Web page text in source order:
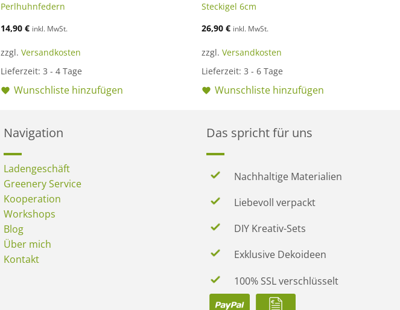
Perlhuhnfedern
14,90 € inkl. MwSt.
zzgl. Versandkosten
Lieferzeit: 3 - 4 Tage
Wunschliste hinzufügen
Steckigel 6cm
26,90€ inkl. MwSt.
zzgl.Versandkosten
Lieferzeit:3 - 6 Tage
Wunschliste hinzufügen
Navigation
Ladengeschäft
Greenery Service
Kooperation
Workshops
Blog
Über mich
Kontakt
Das spricht für uns
Nachhaltige Materialien
Liebevoll verpackt
DIY Kreativ-Sets
Exklusive Dekoideen
100% SSL verschlüsselt